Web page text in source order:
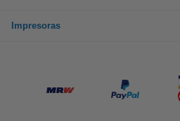
Impresoras